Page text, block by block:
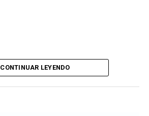
CONTINUAR LEYENDO